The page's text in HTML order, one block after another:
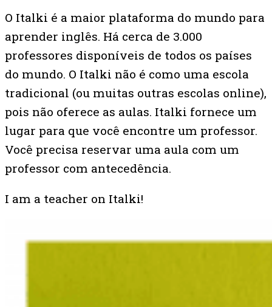
O Italki é a maior plataforma do mundo para
aprender inglês. Há cerca de 3.000
professores disponíveis de todos os países
do mundo. O Italki não é como uma escola
tradicional (ou muitas outras escolas online),
pois não oferece as aulas. Italki fornece um
lugar para que você encontre um professor.
Você precisa reservar uma aula com um
professor com antecedência.
I am a teacher on Italki!